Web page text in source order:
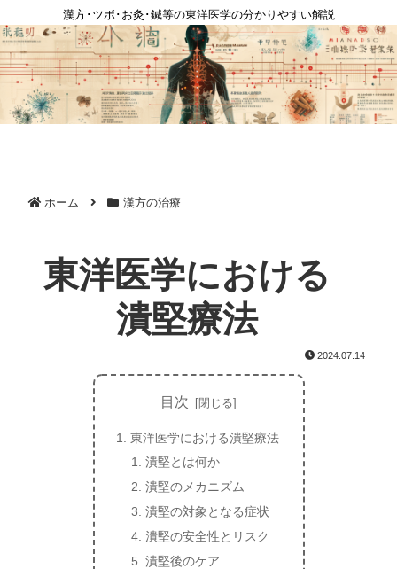
漢方･ツボ･お灸･鍼等の東洋医学の分かりやすい解説
ホーム 漢方の治療
東洋医学における
潰堅療法
2024.07.14
目次
東洋医学における潰堅療法
潰堅とは何か
潰堅のメカニズム
潰堅の対象となる症状
潰堅の安全性とリスク
潰堅後のケア